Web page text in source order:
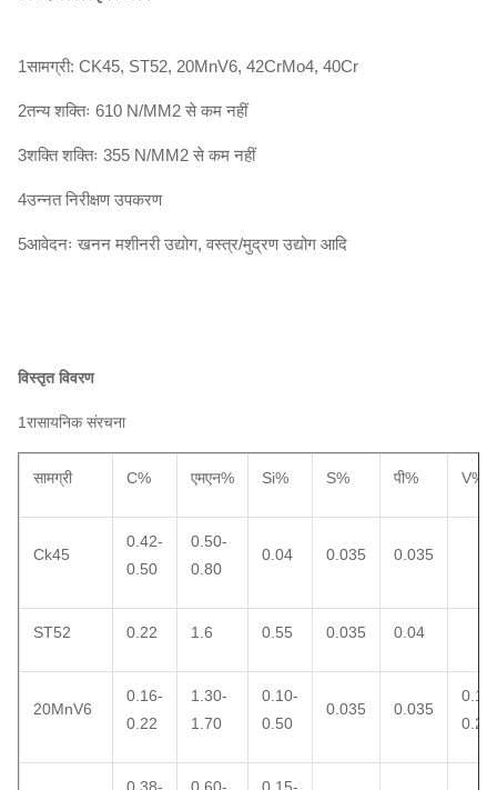
1सामग्री: CK45, ST52, 20MnV6, 42CrMo4, 40Cr
2तन्य शक्तिः 610 N/MM2 से कम नहीं
3शक्ति शक्तिः 355 N/MM2 से कम नहीं
4उन्नत निरीक्षण उपकरण
5आवेदनः खनन मशीनरी उद्योग, वस्त्र/मुद्रण उद्योग आदि
विस्तृत विवरण
1रासायनिक संरचना
सामग्री C% एमएन% Si% S% पी% V%
Ck45
0.42-
0.50
0.50-
0.80
0.04 0.035 0.035
ST52 0.22 1.6 0.55 0.035 0.04
20MnV6
0.16-
0.22
1.30-
1.70
0.10-
0.50
0.035 0.035
0.10-
0.20